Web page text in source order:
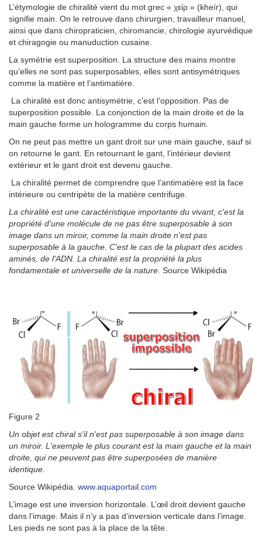
L’étymologie de chiralité vient du mot grec « χείρ » (kheír), qui
signifie main. On le retrouve dans chirurgien, travailleur manuel,
ainsi que dans chiropraticien, chiromancie, chirologie ayurvédique
et chiragogie ou manuduction cusaine.
La symétrie est superposition. La structure des mains montre
qu’elles ne sont pas superposables, elles sont antisymétriques
comme la matière et l’antimatière.
La chiralité est donc antisymétrie, c’est l’opposition. Pas de
superposition possible. La conjonction de la main droite et de la
main gauche forme un hologramme du corps humain.
On ne peut pas mettre un gant droit sur une main gauche, sauf si
on retourne le gant. En retournant le gant, l’intérieur devient
extérieur et le gant droit est devenu gauche.
La chiralité permet de comprendre que l’antimatière est la face
intérieure ou centripète de la matière centrifuge.
La chiralité est une caractéristique importante du vivant, c'est la
propriété d'une molécule de ne pas être superposable à son
image dans un miroir, comme la main droite n'est pas
superposable à la gauche. C'est le cas de la plupart des acides
aminés, de l'ADN. La chiralité est la propriété la plus
fondamentale et universelle de la nature . Source Wikipédia
Figure 2
Un objet est chiral s'il n'est pas superposable à son image dans
un miroir. L'exemple le plus courant est la main gauche et la main
droite, qui ne peuvent pas être superposées de manière
identique.
Source Wikipédia. www.aquaportail.com
L’image est une inversion horizontale. L’œil droit devient gauche
dans l’image. Mais il n’y a pas d’inversion verticale dans l’image.
Les pieds ne sont pas à la place de la tête.